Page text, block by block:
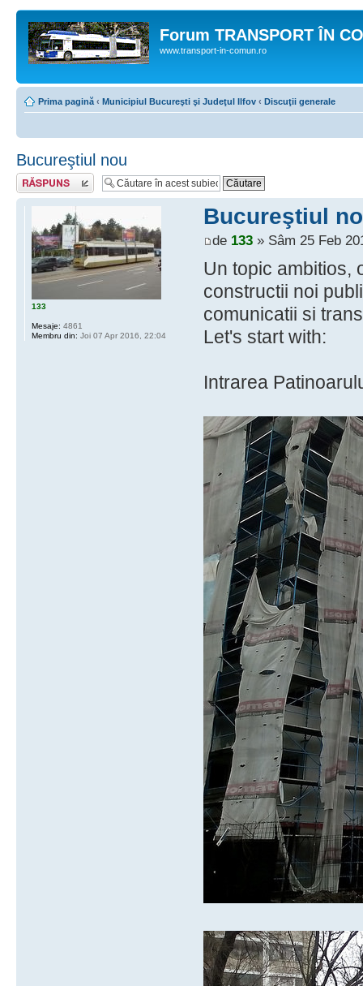
Forum TRANSPORT ÎN
www.transport-in-comun.ro
Prima pagină ‹ Municipiul Bucureşti şi Judeţul Ilfov ‹ Discuţii generale
Bucureştiul nou
Răspunde
Bucureştiul
de 133» Sâm 25 Feb
Un topic ambitios,
constructii noi
comunicatii si
Let's start with:
Intrarea
133
Mesaje: 4861
Membru din: Joi 07 Apr 2016, 22:04